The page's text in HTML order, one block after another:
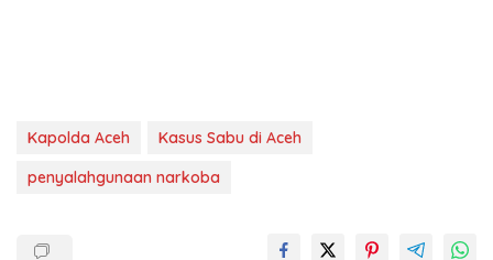
Kapolda Aceh
Kasus Sabu di Aceh
penyalahgunaan narkoba